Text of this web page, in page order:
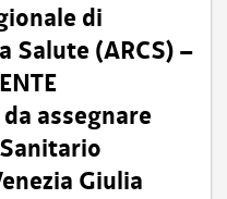
di
Salute (ARCS) –
assegnare
Giulia